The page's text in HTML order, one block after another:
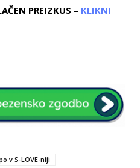
PREIZKUS – KLIKNI
v S-LOVE-niji